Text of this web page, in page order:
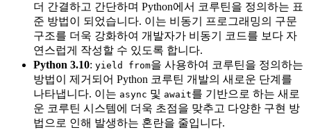
더 간결하고 간단하며 Python에서 코루틴을 정의하는 표
준 방법이 되었습니다. 이는 비동기 프로그래밍의 구문
구조를 더욱 강화하여 개발자가 비동기 코드를 보다 자
연스럽게 작성할 수 있도록 합니다.
Python 3.10: yield from을 사용하여 코루틴을 정의하는
방법이 제거되어 Python 코루틴 개발의 새로운 단계를
나타냅니다. 이는 async 및 await를 기반으로 하는 새로
운 코루틴 시스템에 더욱 초점을 맞추고 다양한 구현 방
법으로 인해 발생하는 혼란을 줄입니다.